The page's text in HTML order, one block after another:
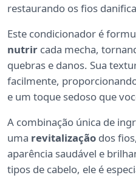
restaurando os fios
Este condicionador é
nutrir cada mecha,
quebras e danos. Sua
facilmente,
e um toque sedoso que
A combinação única de
uma revitalização dos
aparência saudável e
tipos de cabelo, ele é